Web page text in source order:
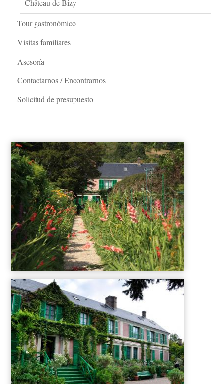
Château de Bizy
Tour gastronómico
Visitas familiares
Asesoría
Contactarnos / Encontrarnos
Solicitud de presupuesto